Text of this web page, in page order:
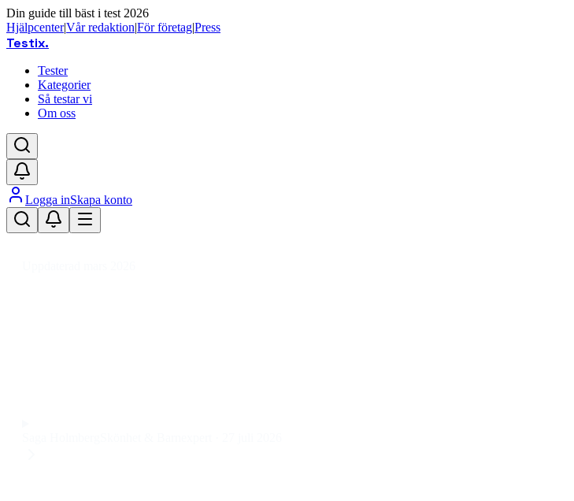
Din guide till bäst i test 2026
Hjälpcenter|Vår redaktion|För företag|Press
Testix.
Tester
Kategorier
Så testar vi
Om oss
Logga inSkapa konto